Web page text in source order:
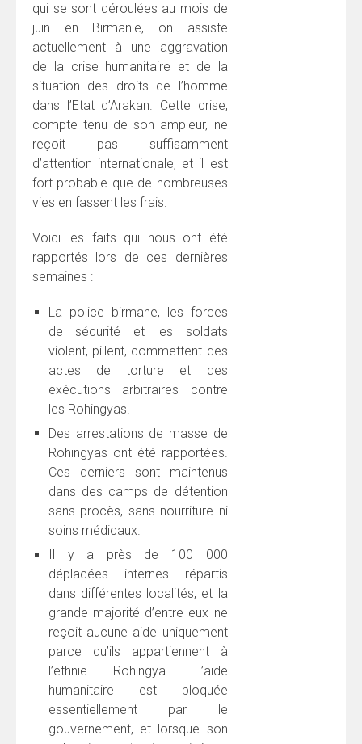
qui se sont déroulées au mois de
juin en Birmanie, on assiste
actuellement à une aggravation
de la crise humanitaire et de la
situation des droits de l’homme
dans l’Etat d’Arakan. Cette crise,
compte tenu de son ampleur, ne
reçoit pas suffisamment
d’attention internationale, et il est
fort probable que de nombreuses
vies en fassent les frais.
Voici les faits qui nous ont été
rapportés lors de ces dernières
semaines :
La police birmane, les forces
de sécurité et les soldats
violent, pillent, commettent des
actes de torture et des
exécutions arbitraires contre
les Rohingyas.
Des arrestations de masse de
Rohingyas ont été rapportées.
Ces derniers sont maintenus
dans des camps de détention
sans procès, sans nourriture ni
soins médicaux.
Il y a près de 100 000
déplacées internes répartis
dans différentes localités, et la
grande majorité d’entre eux ne
reçoit aucune aide uniquement
parce qu’ils appartiennent à
l’ethnie Rohingya. L’aide
humanitaire est bloquée
essentiellement par le
gouvernement, et lorsque son